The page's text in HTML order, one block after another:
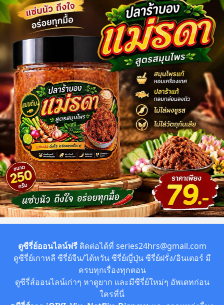
ตูซีรี่ย์ออนไลน์ฟรีติดต่อได้ที่ series24hrs@gmail.com
ดูซีรี่ย์เกาหลี ซีรี่ย์จีน/ไต้หวัน ซีรี่ย์ญี่ปุ่น ซีรี่ย์ฝรั่ง/อินเตอร์ มี
ครบทุกเรื่องทุกตอน
ดูซีรี่ส์ออนไลน์เก่าๆ หาดูยาก และมีซีรี่ย์ใหม่ๆ อัพเดทก่อน
ใครที่นี่